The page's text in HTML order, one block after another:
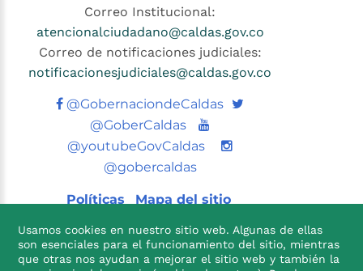
Correo Institucional:
atencionalciudadano@caldas.gov.co
Correo de notificaciones judiciales:
notificacionesjudiciales@caldas.gov.co
@GobernaciondeCaldas Twitter
@GoberCaldas
Youtube
@youtubeGovCaldas
@gobercaldas
Políticas Mapa del sitio
Usamos cookies en nuestro sitio web. Algunas de ellas
son esenciales para el funcionamiento del sitio, mientras
que otras nos ayudan a mejorar el sitio web y también la